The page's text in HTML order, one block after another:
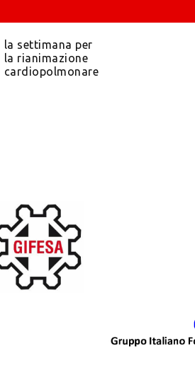
la settimana per
la rianimazione
cardiopolmonare